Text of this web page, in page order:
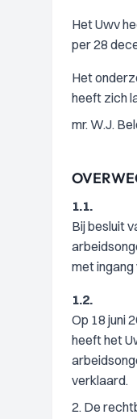
Het Uwv
per 28
Het
heeft zich
mr. W.J.
1.1.
Bij besluit
met
1.2.
Op 18 juni
heeft het
verklaard.
2. De